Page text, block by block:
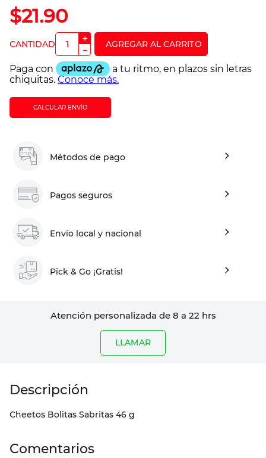
$21.90
＋
－
CALCULAR ENVÍO
Métodos de pago
Pagos seguros
Envío local y nacional
Pick & Go ¡Gratis!
Atención personalizada de 8 a 22 hrs
LLAMAR
Cheetos Bolitas Sabritas 46 g
Comentarios